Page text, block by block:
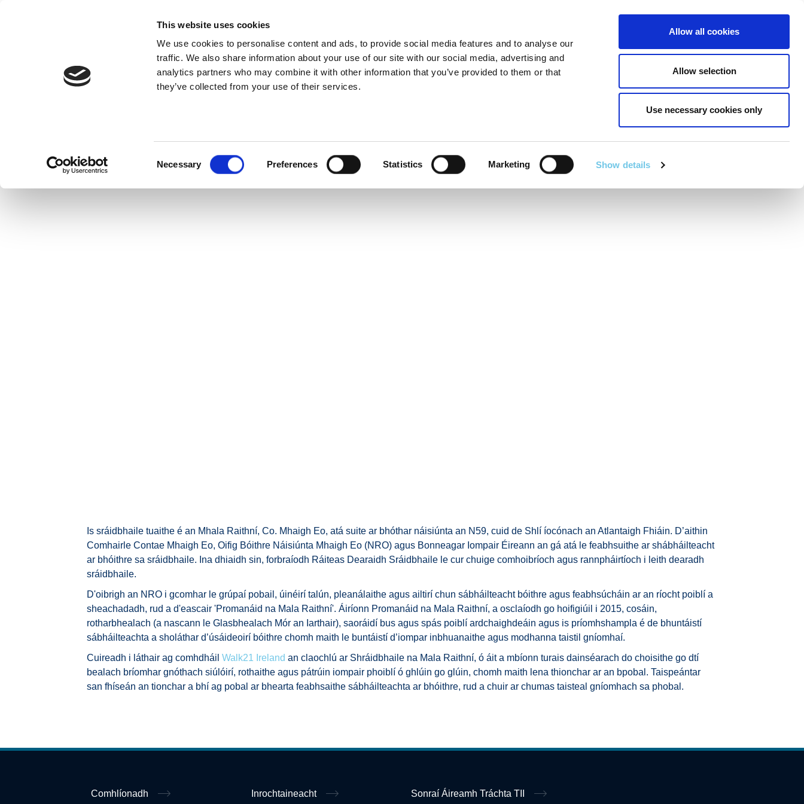
This website uses cookies
We use cookies to personalise content and ads, to provide social media features and to analyse our
traffic. We also share information about your use of our site with our social media, advertising and
analytics partners who may combine it with other information that you’ve provided to them or that
they’ve collected from your use of their services.
Necessary Preferences Statistics Marketing Show details
Allow all cookies
Allow selection
Use necessary cookies only
Linkedin
Twitter
MAIDIR LINNE NUACHT BÓITHRE & DOLA TAISTEAL GNÍOMHACH IOMPAR POIBLÍ SEIRBHÍSÍ EILE
Baile Preaseisiúintí Walk21 Ireland Claochlú Sráidbhaile na Mala Raithní
Walk21 Ireland Claochlú Sráidbhaile na Mala Raithní
Is sráidbhaile tuaithe é an Mhala Raithní, Co. Mhaigh Eo, atá suite ar bhóthar náisiúnta an N59, cuid de Shlí íocónach an Atlantaigh Fhiáin. D’aithin
Comhairle Contae Mhaigh Eo, Oifig Bóithre Náisiúnta Mhaigh Eo (NRO) agus Bonneagar Iompair Éireann an gá atá le feabhsuithe ar shábháilteacht
ar bhóithre sa sráidbhaile. Ina dhiaidh sin, forbraíodh Ráiteas Dearaidh Sráidbhaile le cur chuige comhoibríoch agus rannpháirtíoch i leith dearadh
sráidbhaile.
D'oibrigh an NRO i gcomhar le grúpaí pobail, úinéirí talún, pleanálaithe agus ailtirí chun sábháilteacht bóithre agus feabhsúcháin ar an ríocht poiblí a
sheachadadh, rud a d'eascair 'Promanáid na Mala Raithní'. Áiríonn Promanáid na Mala Raithní, a osclaíodh go hoifigiúil i 2015, cosáin,
rotharbhealach (a nascann le Glasbhealach Mór an Iarthair), saoráidí bus agus spás poiblí ardchaighdeáin agus is príomhshampla é de bhuntáistí
sábháilteachta a sholáthar d’úsáideoirí bóithre chomh maith le buntáistí d’iompar inbhuanaithe agus modhanna taistil gníomhaí.
Cuireadh i láthair ag comhdháil Walk21 Ireland an claochlú ar Shráidbhaile na Mala Raithní, ó áit a mbíonn turais dainséarach do choisithe go dtí
bealach bríomhar gnóthach siúlóirí, rothaithe agus pátrúin iompair phoiblí ó ghlúin go glúin, chomh maith lena thionchar ar an bpobal. Taispeántar
san fhíseán an tionchar a bhí ag pobal ar bhearta feabhsaithe sábháilteachta ar bhóithre, rud a chuir ar chumas taisteal gníomhach sa phobal.
Comhlíonadh Inrochtaineacht Sonraí Áireamh Tráchta TII